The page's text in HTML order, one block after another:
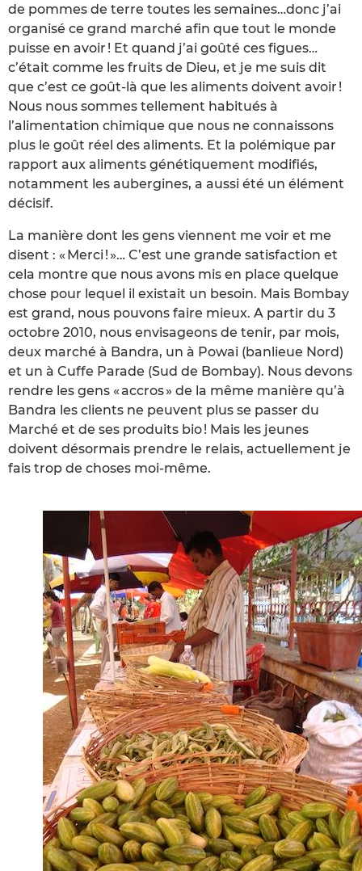
de pommes de terre toutes les semaines…donc j’ai
organisé ce grand marché afin que tout le monde
puisse en avoir ! Et quand j’ai goûté ces figues…
c’était comme les fruits de Dieu, et je me suis dit
que c’est ce goût-là que les aliments doivent avoir !
Nous nous sommes tellement habitués à
l’alimentation chimique que nous ne connaissons
plus le goût réel des aliments. Et la polémique par
rapport aux aliments génétiquement modifiés,
notamment les aubergines, a aussi été un élément
décisif.
La manière dont les gens viennent me voir et me
disent : « Merci ! »… C’est une grande satisfaction et
cela montre que nous avons mis en place quelque
chose pour lequel il existait un besoin. Mais Bombay
est grand, nous pouvons faire mieux. A partir du 3
octobre 2010, nous envisageons de tenir, par mois,
deux marché à Bandra, un à Powai (banlieue Nord)
et un à Cuffe Parade (Sud de Bombay). Nous devons
rendre les gens « accros » de la même manière qu’à
Bandra les clients ne peuvent plus se passer du
Marché et de ses produits bio ! Mais les jeunes
doivent désormais prendre le relais, actuellement je
fais trop de choses moi-même.